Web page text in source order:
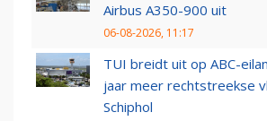
Airbus A350-900 uit
06-08-2026, 11:17
TUI breidt uit op ABC-
jaar meer rechtstreekse
Schiphol